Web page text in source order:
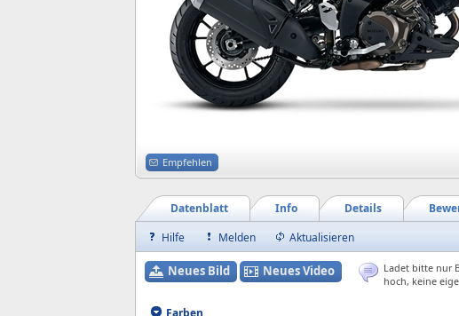
Empfehlen
Details
Info
Datenblatt
Hilfe Melden Aktualisieren
Neues Bild Neues Video
Ladet bitte nur
hoch, keine
Farben